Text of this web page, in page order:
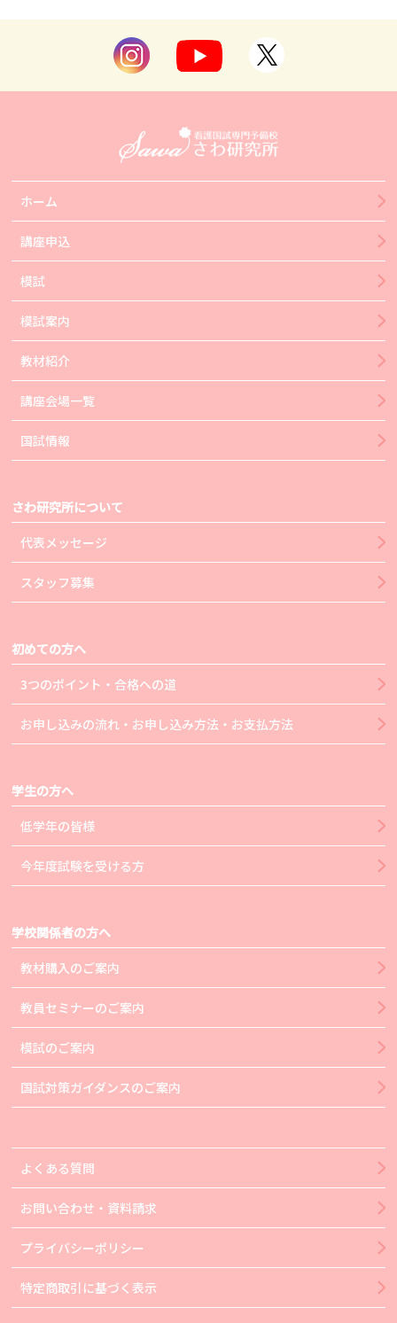
ホーム
講座申込
模試
模試案内
教材紹介
講座会場一覧
国試情報
さわ研究所について
代表メッセージ
スタッフ募集
初めての方へ
3つのポイント・合格への道
お申し込みの流れ・お申し込み方法・お支払方法
学生の方へ
低学年の皆様
今年度試験を受ける方
学校関係者の方へ
教材購入のご案内
教員セミナーのご案内
模試のご案内
国試対策ガイダンスのご案内
よくある質問
お問い合わせ・資料請求
プライバシーポリシー
特定商取引に基づく表示